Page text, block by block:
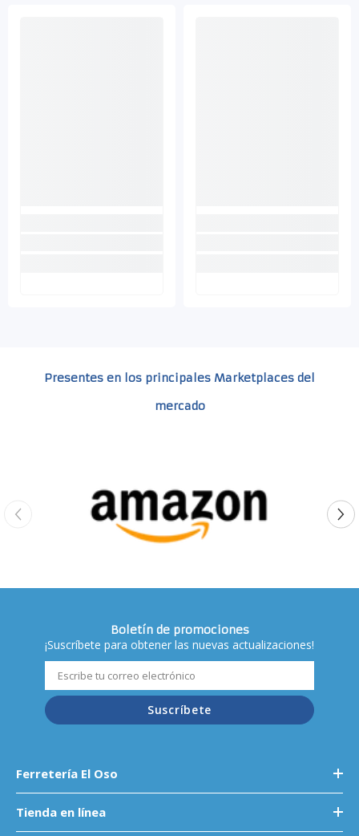
Presentes en los principales Marketplaces del
mercado
Boletín de promociones
¡Suscríbete para obtener las nuevas actualizaciones!
Suscríbete
Ferretería El Oso
Tienda en línea